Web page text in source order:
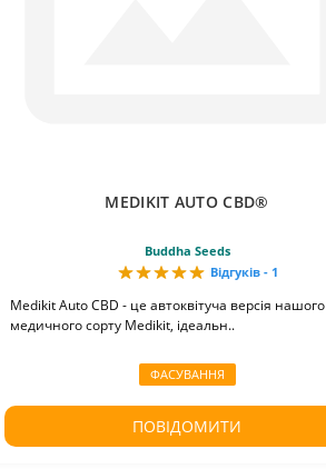
MEDIKIT AUTO CBD®
Buddha Seeds
Відгуків - 1
Medikit Auto CBD - це автоквітуча версія нашого
медичного сорту Medikit, ідеальн..
ФАСУВАННЯ
ПОВІДОМИТИ